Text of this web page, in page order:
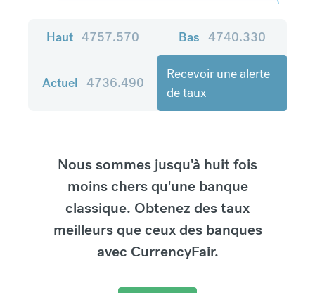
Haut 4757.570 Bas 4740.330
Actuel 4736.490
Recevoir une alerte
de taux
Nous sommes jusqu'à huit fois
moins chers qu'une banque
classique. Obtenez des taux
meilleurs que ceux des banques
avec CurrencyFair.